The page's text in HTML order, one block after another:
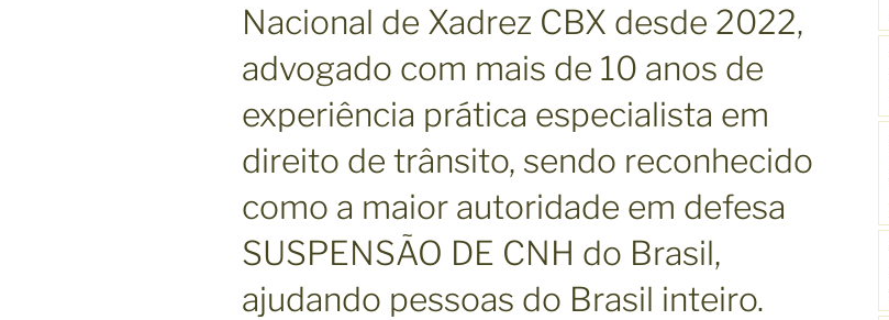
Nacional de Xadrez CBX desde 2022,
advogado com mais de 10 anos de
experiência prática especialista em
direito de trânsito, sendo reconhecido
como a maior autoridade em defesa
SUSPENSÃO DE CNH do Brasil,
ajudando pessoas do Brasil inteiro.